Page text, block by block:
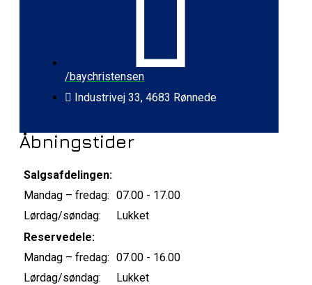
/baychristensen
Industrivej 33, 4683 Rønnede
Åbningstider
Salgsafdelingen:
Mandag – fredag: 07.00 - 17.00
Lørdag/søndag:
Lukket
Reservedele:
Mandag – fredag: 07.00 - 16.00
Lørdag/søndag:
Lukket